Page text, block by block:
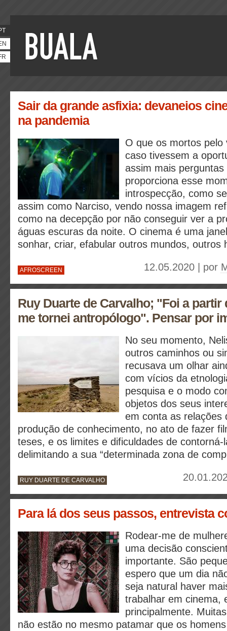
Sair da grande asfixia: devaneios
na pandemia
O que os mortos
caso tivessem a
assim mais
proporciona esse
introspecção, como
assim como Narciso, vendo nossa imagem
como na decepção por não conseguir ver a
águas escuras da noite. O cinema é uma
sonhar, criar, efabular outros mundos, outros
AFROSCREEN 12.05.2020 | por
Ruy Duarte de Carvalho; "Foi a partir
me tornei antropólogo". Pensar por
No seu momento,
outros caminhos ou
recusava um olhar
com vícios da
pesquisa e o modo
objetos dos seus
em conta as relações
produção de conhecimento, no ato de fazer
teses, e os limites e dificuldades de contorná-
delimitando a sua “determinada zona de
RUY DUARTE DE CARVALHO
Para lá dos seus passos, entrevista
Rodear-me de
uma decisão
importante. São
espero que um dia
seja natural haver
trabalhar em cinema,
principalmente.
não estão no mesmo patamar que os